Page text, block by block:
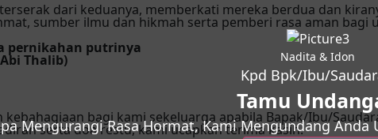
dari keduanya, memberkati mereka berdua dan
sumber ilmu dan hikmah serta pemberi rasa aman bagi
pernikahan putrinya
Thalib)
bagi kami sekeluarga apabila Bapak/Ibu/
serta doa restu, kami ucapkan terima kasih.
Nadita & Idon
Kpd Bpk/Ibu/
Tamu
Mengurangi Rasa Hormat, Kami Mengundang